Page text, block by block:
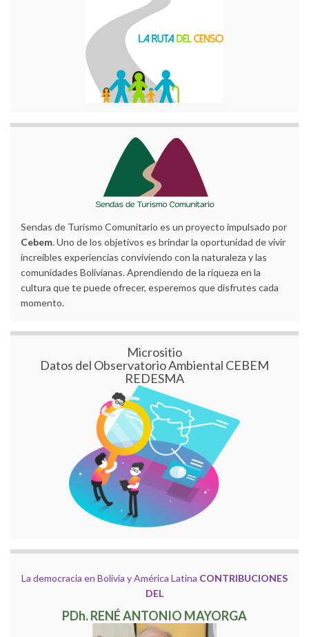
Sendas de Turismo Comunitario es un proyecto impulsado por
Cebem. Uno de los objetivos es brindar la oportunidad de vivir
increíbles experiencias conviviendo con la naturaleza y las
comunidades Bolivianas. Aprendiendo de la riqueza en la
cultura que te puede ofrecer, esperemos que disfrutes cada
momento.
Micrositio
Datos del Observatorio Ambiental CEBEM
REDESMA
La democracia en Bolivia y América Latina CONTRIBUCIONES
DEL
PDh. RENÉ ANTONIO MAYORGA